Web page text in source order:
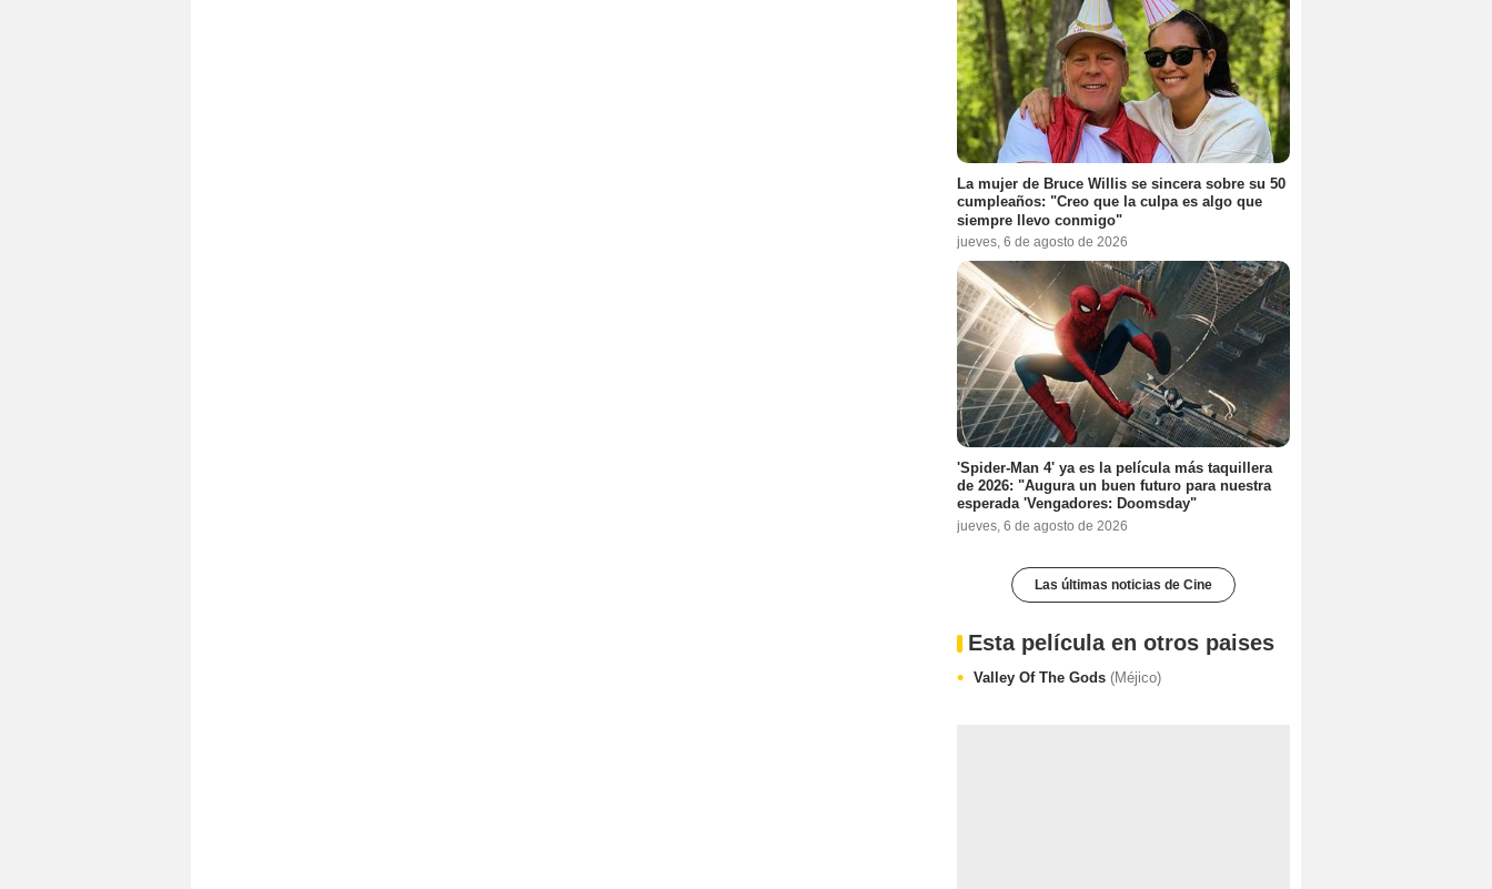
La mujer de Bruce Willis se sincera sobre su 50
cumpleaños: "Creo que la culpa es algo que
siempre llevo conmigo"
jueves, 6 de agosto de 2026
'Spider-Man 4' ya es la película más taquillera
de 2026: "Augura un buen futuro para nuestra
esperada 'Vengadores: Doomsday"
jueves, 6 de agosto de 2026
Las últimas noticias de Cine
Esta película en otros paises
Valley Of The Gods (Méjico)